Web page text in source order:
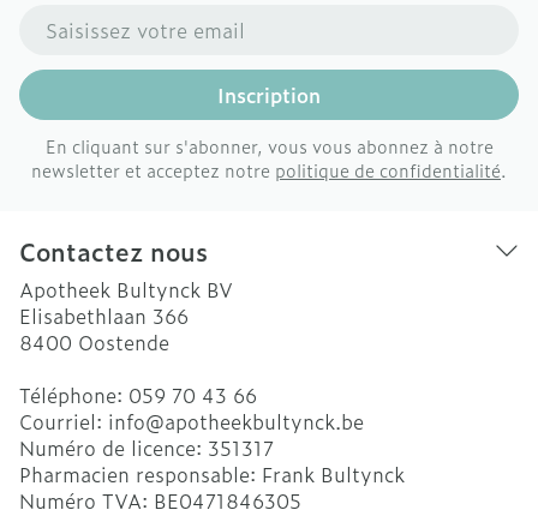
Adresse mail
Inscription
En cliquant sur s'abonner, vous vous abonnez à notre
newsletter et acceptez notre politique de confidentialité.
Contactez nous
Apotheek Bultynck BV
Elisabethlaan 366
8400 Oostende
Téléphone: 059 70 43 66
Courriel: info@apotheekbultynck.be
Numéro de licence: 351317
Pharmacien responsable: Frank Bultynck
Numéro TVA: BE0471846305